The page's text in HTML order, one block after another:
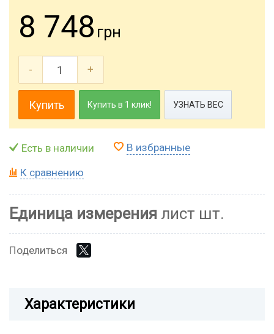
8 748 грн
- +
Купить Купить в 1 клик! УЗНАТЬ ВЕС
Есть в наличии В избранные
К сравнению
Единица измерения лист шт.
Поделиться
Характеристики